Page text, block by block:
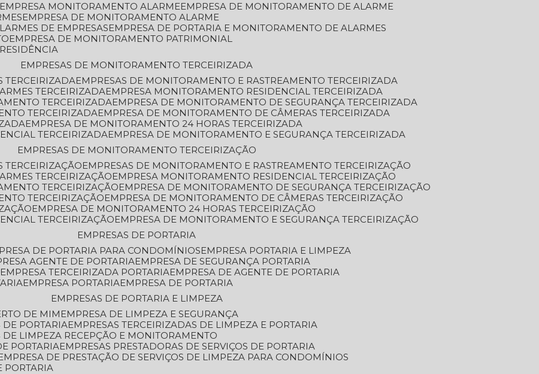
EMPRESA MONITORAMENTO ALARME
EMPRESA DE MONITORAMENTO DE ALARME
EMPRESA DE MONITORAMENTO ALARME
DE EMPRESAS
EMPRESA DE PORTARIA E MONITORAMENTO DE ALARMES
EMPRESA DE MONITORAMENTO PATRIMONIAL
EMPRESAS DE MONITORAMENTO TERCEIRIZADA
TERCEIRIZADA
EMPRESAS DE MONITORAMENTO E RASTREAMENTO TERCEIRIZADA
TERCEIRIZADA
EMPRESA MONITORAMENTO RESIDENCIAL TERCEIRIZADA
TERCEIRIZADA
EMPRESA DE MONITORAMENTO DE SEGURANÇA TERCEIRIZADA
TERCEIRIZADA
EMPRESA DE MONITORAMENTO DE CÂMERAS TERCEIRIZADA
EMPRESA DE MONITORAMENTO 24 HORAS TERCEIRIZADA
TERCEIRIZADA
EMPRESA DE MONITORAMENTO E SEGURANÇA TERCEIRIZADA
EMPRESAS DE MONITORAMENTO TERCEIRIZAÇÃO
TERCEIRIZAÇÃO
EMPRESAS DE MONITORAMENTO E RASTREAMENTO TERCEIRIZAÇÃO
TERCEIRIZAÇÃO
EMPRESA MONITORAMENTO RESIDENCIAL TERCEIRIZAÇÃO
TERCEIRIZAÇÃO
EMPRESA DE MONITORAMENTO DE SEGURANÇA TERCEIRIZAÇÃO
TERCEIRIZAÇÃO
EMPRESA DE MONITORAMENTO DE CÂMERAS TERCEIRIZAÇÃO
EMPRESA DE MONITORAMENTO 24 HORAS TERCEIRIZAÇÃO
TERCEIRIZAÇÃO
EMPRESA DE MONITORAMENTO E SEGURANÇA TERCEIRIZAÇÃO
EMPRESAS DE PORTARIA
DE PORTARIA PARA CONDOMÍNIOS
EMPRESA PORTARIA E LIMPEZA
AGENTE DE PORTARIA
EMPRESA DE SEGURANÇA PORTARIA
EMPRESA TERCEIRIZADA PORTARIA
EMPRESA DE AGENTE DE PORTARIA
EMPRESA PORTARIA
EMPRESA DE PORTARIA
EMPRESAS DE PORTARIA E LIMPEZA
DE MIM
EMPRESA DE LIMPEZA E SEGURANÇA
DE PORTARIA
EMPRESAS TERCEIRIZADAS DE LIMPEZA E PORTARIA
DE LIMPEZA RECEPÇÃO E MONITORAMENTO
PORTARIA
EMPRESAS PRESTADORAS DE SERVIÇOS DE PORTARIA
EMPRESA DE PRESTAÇÃO DE SERVIÇOS DE LIMPEZA PARA CONDOMÍNIOS
PORTARIA